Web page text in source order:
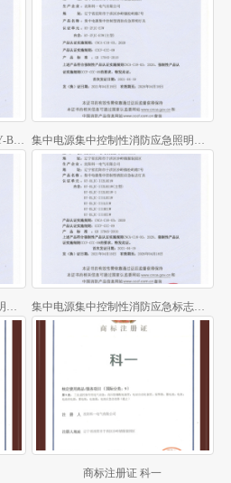
集中控制性消防应急标志灯具 KY-BLZC-II2LRE1W 集中电源集中控制性消防应急照明灯具KY-ZFJC-E7W
集中电源集中控制性消防应急照明灯具 KY-ZFJC-E5W 集中电源集中控制性消防应急标志灯具 KY-BLJC-II2LRE1W
商标注册证 科一